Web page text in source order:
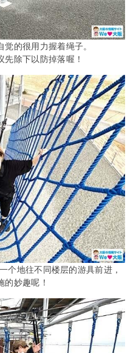
的很用力握着绳子。
除下以防掉落喔！
个地往不同楼层的游具前进，
的妙趣呢！